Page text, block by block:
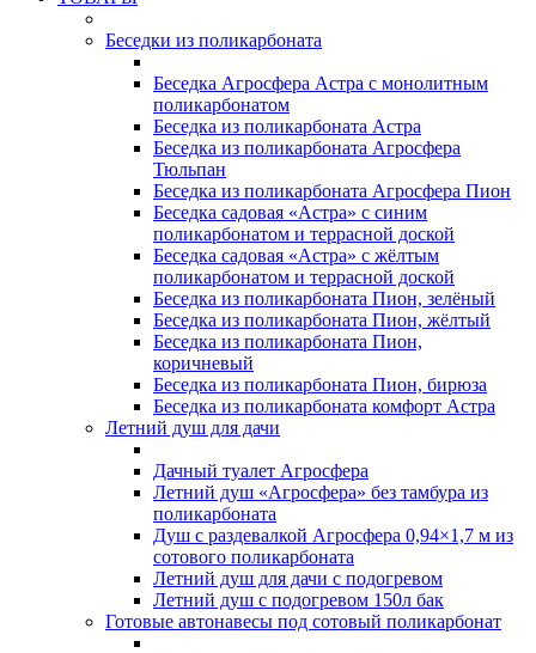
Беседки из поликарбоната
Беседка Агросфера Астра с монолитным
поликарбонатом
Беседка из поликарбоната Астра
Беседка из поликарбоната Агросфера
Тюльпан
Беседка из поликарбоната Агросфера Пион
Беседка садовая «Астра» с синим
поликарбонатом и террасной доской
Беседка садовая «Астра» с жёлтым
поликарбонатом и террасной доской
Беседка из поликарбоната Пион, зелёный
Беседка из поликарбоната Пион, жёлтый
Беседка из поликарбоната Пион,
коричневый
Беседка из поликарбоната Пион, бирюза
Беседка из поликарбоната комфорт Астра
Летний душ для дачи
Дачный туалет Агросфера
Летний душ «Агросфера» без тамбура из
поликарбоната
Душ с раздевалкой Агросфера 0,94×1,7 м из
сотового поликарбоната
Летний душ для дачи с подогревом
Летний душ с подогревом 150л бак
Готовые автонавесы под сотовый поликарбонат